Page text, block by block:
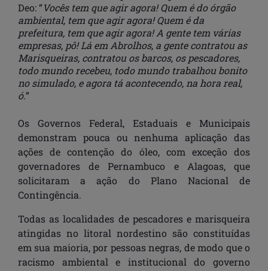
Deo: “Vocês tem que agir agora! Quem é do órgão
ambiental, tem que agir agora! Quem é da
prefeitura, tem que agir agora! A gente tem várias
empresas, pô! Lá em Abrolhos, a gente contratou as
Marisqueiras, contratou os barcos, os pescadores,
todo mundo recebeu, todo mundo trabalhou bonito
no simulado, e agora tá acontecendo, na hora real,
ó.”
Os Governos Federal, Estaduais e Municipais
demonstram pouca ou nenhuma aplicação das
ações de contenção do óleo, com exceção dos
governadores de Pernambuco e Alagoas, que
solicitaram a ação do Plano Nacional de
Contingência.
Todas as localidades de pescadores e marisqueira
atingidas no litoral nordestino são constituídas
em sua maioria, por pessoas negras, de modo que o
racismo ambiental e institucional do governo